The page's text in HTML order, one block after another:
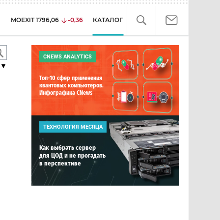
MOEXIT 1796,06 -0,36 КАТАЛОГ
▼
CNEWS ANALYTICS
Топ-10 сфер применения
квантовых компьютеров.
Инфографика CNews
ТЕХНОЛОГИЯ МЕСЯЦА
Как выбрать сервер
для ЦОД и не прогадать
в перспективе